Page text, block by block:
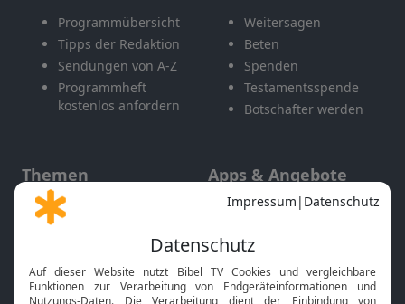
Programmübersicht
Tipps der Redaktion
Sendungen von A-Z
Programmheft
kostenlos anfordern
Weitersagen
Beten
Spenden
Testamentsspende
Botschafter werden
Themen
Gott und Bibel erklärt
Neuigkeiten
Apps & Angebote
Mobile App
Smart TV